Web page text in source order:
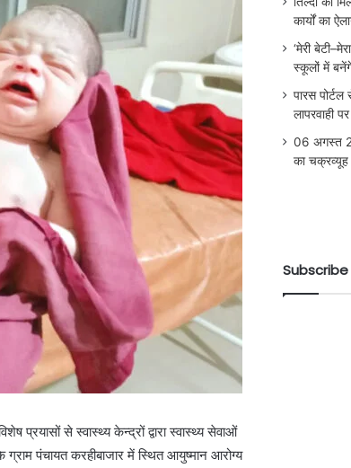
प्रयासों से स्वास्थ्य केन्द्रों द्वारा स्वास्थ्य सेवाओं
ग्राम पंचायत करहीबाजार में स्थित आयुष्मान आरोग्य
कार्यों का
‘मेरी
स्कूलों में
पारस
लापरवाही
06 अगस्त
का चक्रव्यूह